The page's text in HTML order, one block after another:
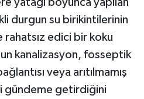
durgun su birikintilerinin
edici bir koku
kanalizasyon, fosseptik
veya arıtılmamış
gündeme getirdiğini